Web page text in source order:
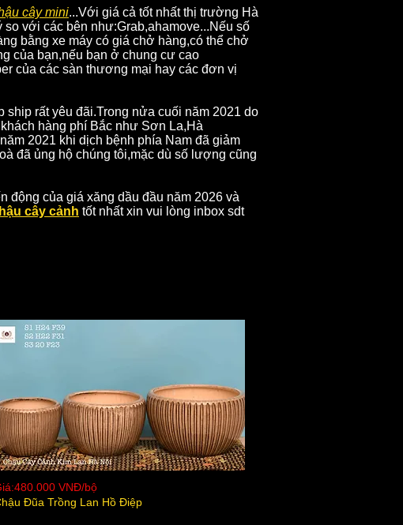
cây mini...Với giá cả tốt nhất thị trường Hà
với các bên như:Grab,ahamove...Nếu số
bằng xe máy có giá chở hàng,có thể chở
của bạn,nếu bạn ở chung cư cao
của các sàn thương mại hay các đơn vị
rất yêu đãi.Trong nửa cuối năm 2021 do
hàng phí Bắc như Sơn La,Hà
2021 khi dịch bệnh phía Nam đã giảm
đã ủng hộ chúng tôi,mặc dù số lượng cũng
động của giá xăng dầu đầu năm 2026 và
cây cảnh tốt nhất xin vui lòng inbox sdt
VNĐ/bộ
Đũa Trồng Lan Hồ Điệp